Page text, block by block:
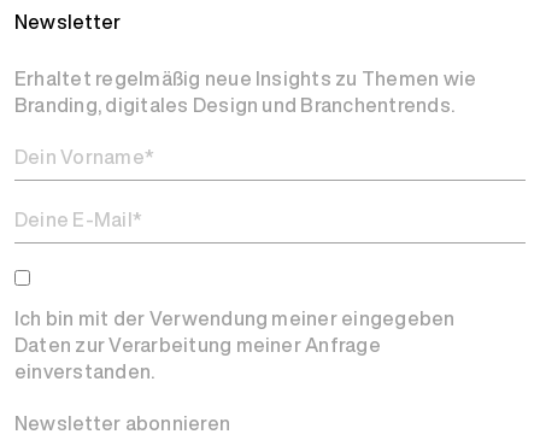
Newsletter
Erhaltet regelmäßig neue Insights zu Themen wie
Branding, digitales Design und Branchentrends.
Ich bin mit der Verwendung meiner eingegeben
Daten zur Verarbeitung meiner Anfrage
einverstanden.
Newsletter abonnieren